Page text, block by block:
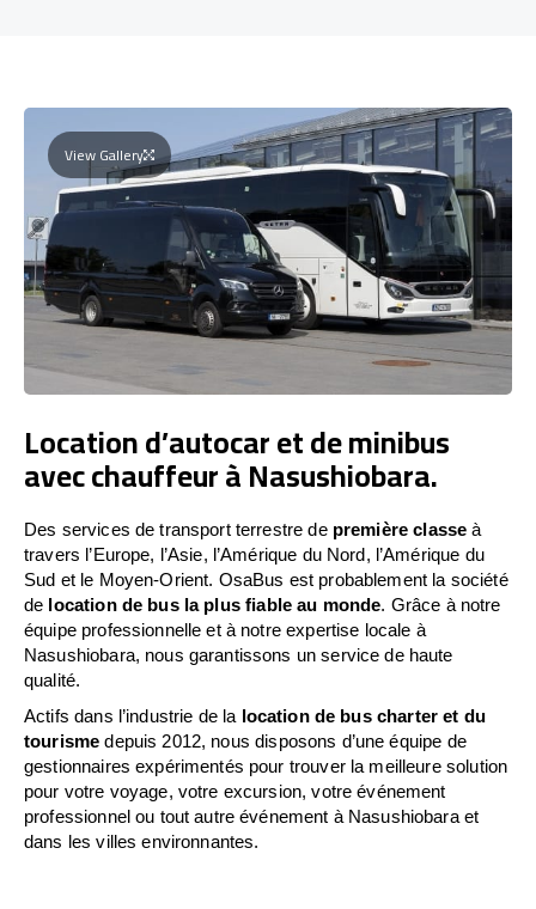
View Gallery
Location d’autocar et de minibus
avec chauffeur à Nasushiobara.
Des services de transport terrestre de première classe à
travers l’Europe, l’Asie, l’Amérique du Nord, l’Amérique du
Sud et le Moyen-Orient. OsaBus est probablement la société
de location de bus la plus fiable au monde. Grâce à notre
équipe professionnelle et à notre expertise locale à
Nasushiobara, nous garantissons un service de haute
qualité.
Actifs dans l’industrie de la location de bus charter et du
tourisme depuis 2012, nous disposons d’une équipe de
gestionnaires expérimentés pour trouver la meilleure solution
pour votre voyage, votre excursion, votre événement
professionnel ou tout autre événement à Nasushiobara et
dans les villes environnantes.